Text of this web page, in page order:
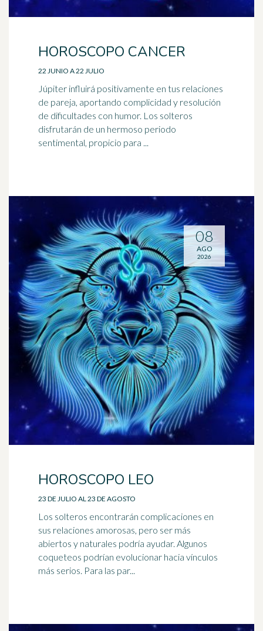
HOROSCOPO CANCER
22 JUNIO A 22 JULIO
Júpiter influirá positivamente en tus relaciones
de pareja, aportando complicidad y resolución
de dificultades con humor. Los solteros
disfrutarán de un hermoso periodo
sentimental, propicio para ...
HOROSCOPO LEO
23 DE JULIO AL 23 DE AGOSTO
Los solteros encontrarán complicaciones en
sus relaciones amorosas, pero ser más
abiertos y naturales podría ayudar. Algunos
coqueteos podrían evolucionar hacia vínculos
más serios. Para las par...
08
AGO
2026